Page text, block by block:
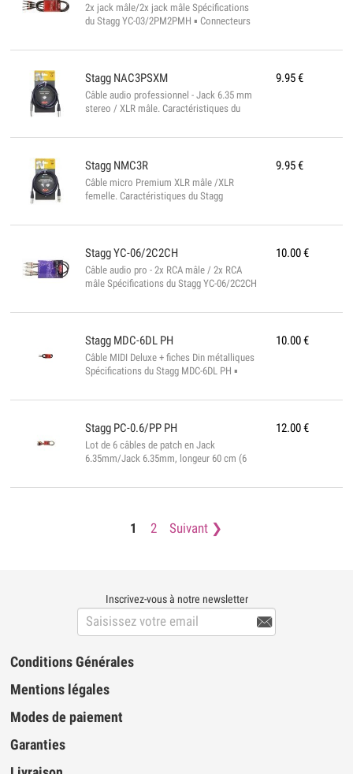
2x jack mâle/2x jack mâle Spécifications
du Stagg YC-03/2PM2PMH ▪ Connecteurs
norme ROHS...
9.95€
Stagg NAC3PSXM
Câble audio professionnel - Jack 6.35 mm
stereo / XLR mâle. Caractéristiques du
Neutrik ▪ Norme ROHS ▪ Longueur : 6 m ▪
9.95€
Stagg NMC3R
Câble micro Premium XLR mâle /XLR
femelle. Caractéristiques du Stagg
Longueur : 3 m ▪ Couleur : noir ▪ Conforme
10.00€
StaggYC-06/2C2CH
Câble audio pro - 2x RCA mâle / 2x RCA
mâle Spécifications du Stagg YC-06/2C2CH
norme ROHS...
10.00€
Stagg MDC-6DL PH
Câble MIDI Deluxe + fiches Din métalliques
Spécifications du Stagg MDC-6DL PH ▪
Conforme à la norme ROHS...
12.00€
Stagg PC-0.6/PP PH
Lot de 6 câbles de patch en Jack
6.35mm/Jack 6.35mm, longeur 60 cm (6
0.6/PP PH ▪ Câbles couleur ▪ 60 cm ▪
1 2 Suivant
Inscrivez-vous à notre newsletter

Conditions Générales
Mentions légales
Modes de paiement
Garanties